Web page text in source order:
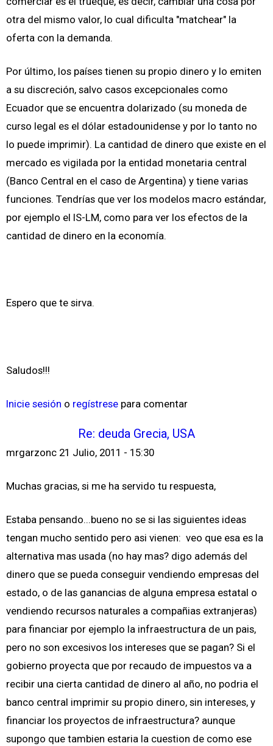
otra del mismo valor, lo cual dificulta "matchear" la
oferta con la demanda.
Por último, los países tienen su propio dinero y lo emiten
a su discreción, salvo casos excepcionales como
Ecuador que se encuentra dolarizado (su moneda de
curso legal es el dólar estadounidense y por lo tanto no
lo puede imprimir). La cantidad de dinero que existe en el
mercado es vigilada por la entidad monetaria central
(Banco Central en el caso de Argentina) y tiene varias
funciones. Tendrías que ver los modelos macro estándar,
por ejemplo el IS-LM, como para ver los efectos de la
cantidad de dinero en la economía.
Espero que te sirva.
Saludos!!!
Inicie sesión o regístrese para comentar
Re: deuda Grecia, USA
mrgarzonc 21 Julio, 2011 - 15:30
Muchas gracias, si me ha servido tu respuesta,
Estaba pensando...bueno no se si las siguientes ideas
tengan mucho sentido pero asi vienen: veo que esa es la
alternativa mas usada (no hay mas? digo además del
dinero que se pueda conseguir vendiendo empresas del
estado, o de las ganancias de alguna empresa estatal o
vendiendo recursos naturales a compañias extranjeras)
para financiar por ejemplo la infraestructura de un pais,
pero no son excesivos los intereses que se pagan? Si el
gobierno proyecta que por recaudo de impuestos va a
recibir una cierta cantidad de dinero al año, no podria el
banco central imprimir su propio dinero, sin intereses, y
financiar los proyectos de infraestructura? aunque
supongo que tambien estaria la cuestion de como ese